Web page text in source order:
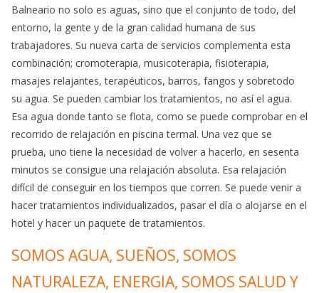
Balneario no solo es aguas, sino que el conjunto de todo, del
entorno, la gente y de la gran calidad humana de sus
trabajadores. Su nueva carta de servicios complementa esta
combinación; cromoterapia, musicoterapia, fisioterapia,
masajes relajantes, terapéuticos, barros, fangos y sobretodo
su agua. Se pueden cambiar los tratamientos, no así el agua.
Esa agua donde tanto se flota, como se puede comprobar en el
recorrido de relajación en piscina termal. Una vez que se
prueba, uno tiene la necesidad de volver a hacerlo, en sesenta
minutos se consigue una relajación absoluta. Esa relajación
difícil de conseguir en los tiempos que corren. Se puede venir a
hacer tratamientos individualizados, pasar el día o alojarse en el
hotel y hacer un paquete de tratamientos.
SOMOS AGUA, SUEÑOS, SOMOS
NATURALEZA, ENERGIA, SOMOS SALUD Y